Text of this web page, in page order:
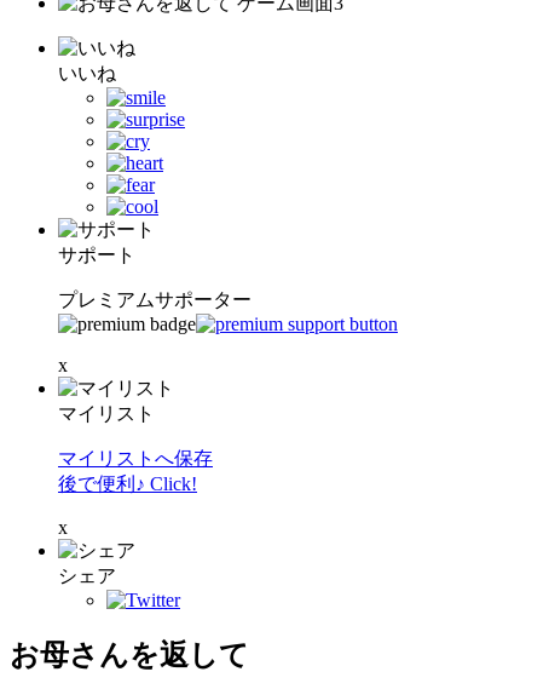
いいね
サポート
プレミアムサポーター
x
マイリスト
マイリストへ保存
後で便利♪ Click!
x
シェア
お母さんを返して